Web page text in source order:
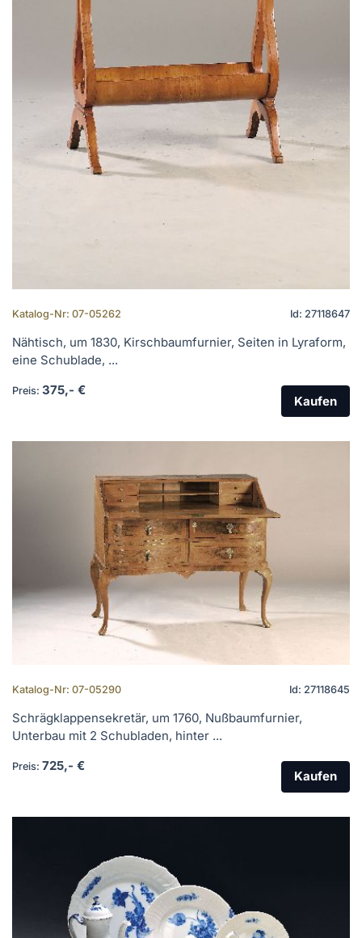
Katalog-Nr: 07-05262 Id: 27118647
Nähtisch, um 1830, Kirschbaumfurnier, Seiten in Lyraform,
eine Schublade, ...
Preis: 375,- €
Kaufen
Katalog-Nr: 07-05290 Id: 27118645
Schrägklappensekretär, um 1760, Nußbaumfurnier,
Unterbau mit 2 Schubladen, hinter ...
Preis: 725,- €
Kaufen